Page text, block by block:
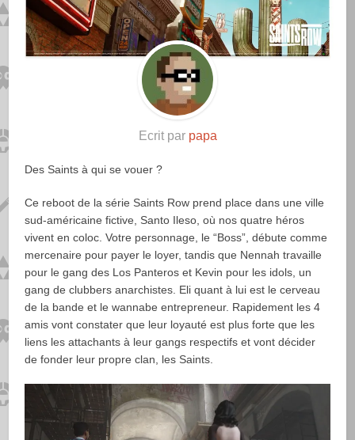
Ecrit par papa
Des Saints à qui se vouer ?
Ce reboot de la série Saints Row prend place dans une ville
sud-américaine fictive, Santo Ileso, où nos quatre héros
vivent en coloc. Votre personnage, le “Boss”, débute comme
mercenaire pour payer le loyer, tandis que Nennah travaille
pour le gang des Los Panteros et Kevin pour les idols, un
gang de clubbers anarchistes. Eli quant à lui est le cerveau
de la bande et le wannabe entrepreneur. Rapidement les 4
amis vont constater que leur loyauté est plus forte que les
liens les attachants à leur gangs respectifs et vont décider
de fonder leur propre clan, les Saints.